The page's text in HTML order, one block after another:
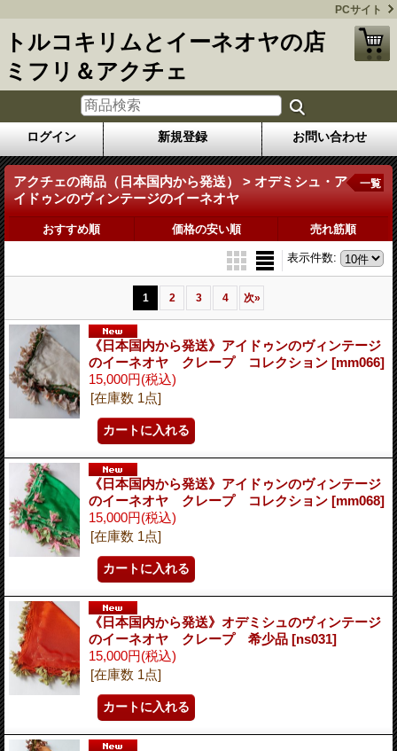
PCサイト
トルコキリムとイーネオヤの店
ミフリ＆アクチェ
ログイン 新規登録 お問い合わせ
アクチェの商品（日本国内から発送） > オデミシュ・ア
イドゥンのヴィンテージのイーネオヤ
一覧
おすすめ順 価格の安い順 売れ筋順
表示件数:
1 2 3 4 次»
《日本国内から発送》アイドゥンのヴィンテージ
のイーネオヤ クレープ コレクション [mm066]
15,000円(税込)
[在庫数 1点]
《日本国内から発送》アイドゥンのヴィンテージ
のイーネオヤ クレープ コレクション [mm068]
15,000円(税込)
[在庫数 1点]
《日本国内から発送》オデミシュのヴィンテージ
のイーネオヤ クレープ 希少品 [ns031]
15,000円(税込)
[在庫数 1点]